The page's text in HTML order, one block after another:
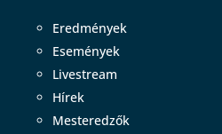
Eredmények
Események
Livestream
Hírek
Mesteredzők